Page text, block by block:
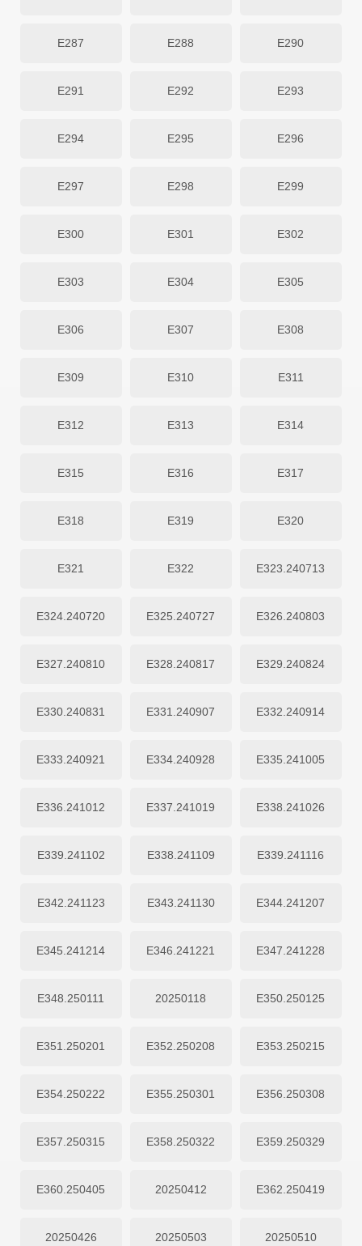
E287 E288 E290
E291 E292 E293
E294 E295 E296
E297 E298 E299
E300 E301 E302
E303 E304 E305
E306 E307 E308
E309 E310 E311
E312 E313 E314
E315 E316 E317
E318 E319 E320
E321 E322 E323.240713
E324.240720 E325.240727 E326.240803
E327.240810 E328.240817 E329.240824
E330.240831 E331.240907 E332.240914
E333.240921 E334.240928 E335.241005
E336.241012 E337.241019 E338.241026
E339.241102 E338.241109 E339.241116
E342.241123 E343.241130 E344.241207
E345.241214 E346.241221 E347.241228
E348.250111 20250118 E350.250125
E351.250201 E352.250208 E353.250215
E354.250222 E355.250301 E356.250308
E357.250315 E358.250322 E359.250329
E360.250405 20250412 E362.250419
20250426 20250503 20250510